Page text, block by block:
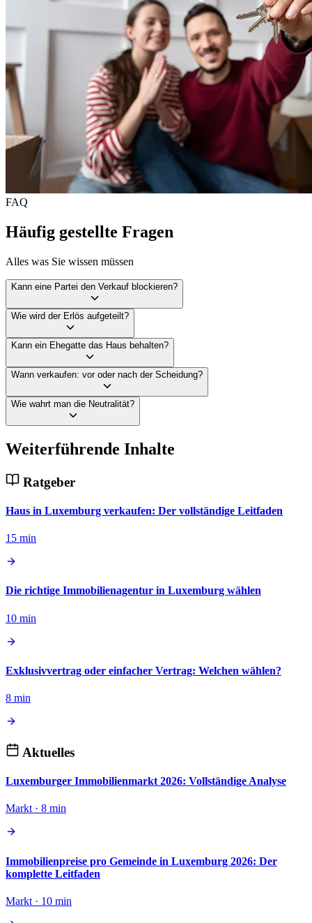
FAQ
Häufig gestellte Fragen
Alles was Sie wissen müssen
Kann eine Partei den Verkauf blockieren?
Wie wird der Erlös aufgeteilt?
Kann ein Ehegatte das Haus behalten?
Wann verkaufen: vor oder nach der Scheidung?
Wie wahrt man die Neutralität?
Weiterführende Inhalte
Ratgeber
Haus in Luxemburg verkaufen: Der vollständige Leitfaden
15 min
Die richtige Immobilienagentur in Luxemburg wählen
10 min
Exklusivvertrag oder einfacher Vertrag: Welchen wählen?
8 min
Aktuelles
Luxemburger Immobilienmarkt 2026: Vollständige Analyse
Markt · 8 min
Immobilienpreise pro Gemeinde in Luxemburg 2026: Der
komplette Leitfaden
Markt · 10 min